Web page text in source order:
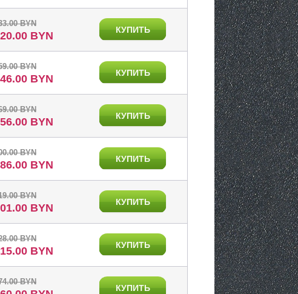
BYN
BYN КУПИТЬ
BYN
BYN КУПИТЬ
BYN
BYN КУПИТЬ
BYN
BYN КУПИТЬ
BYN
BYN КУПИТЬ
BYN
BYN КУПИТЬ
BYN
КУПИТЬ